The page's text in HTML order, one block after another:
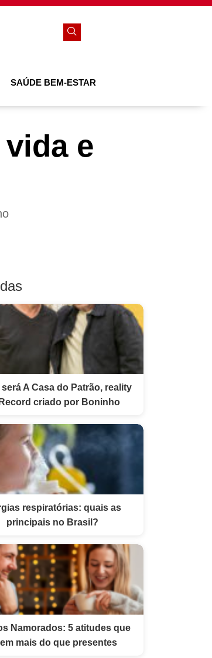
SAÚDE BEM-ESTAR
e
A Casa do Patrão, reality
criado por Boninho
respiratórias: quais as
principais no Brasil?
Namorados: 5 atitudes que
mais do que presentes